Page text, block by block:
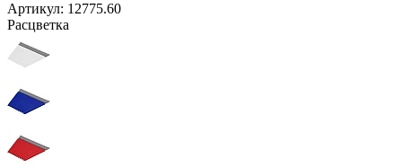
Артикул: 12775.60
Расцветка